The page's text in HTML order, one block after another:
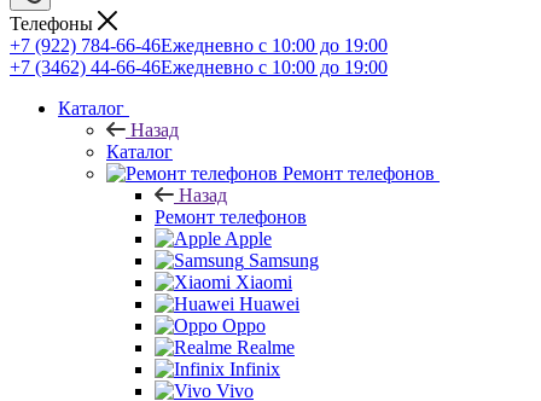
Телефоны
+7 (922) 784-66-46Ежедневно с 10:00 до 19:00
+7 (3462) 44-66-46Ежедневно с 10:00 до 19:00
Каталог
Назад
Каталог
Ремонт телефонов
Назад
Ремонт телефонов
Apple
Samsung
Xiaomi
Huawei
Oppo
Realme
Infinix
Vivo